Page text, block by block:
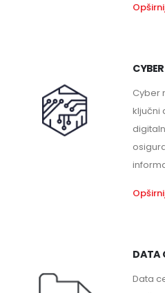
Cyber
ključni
DATA
Data